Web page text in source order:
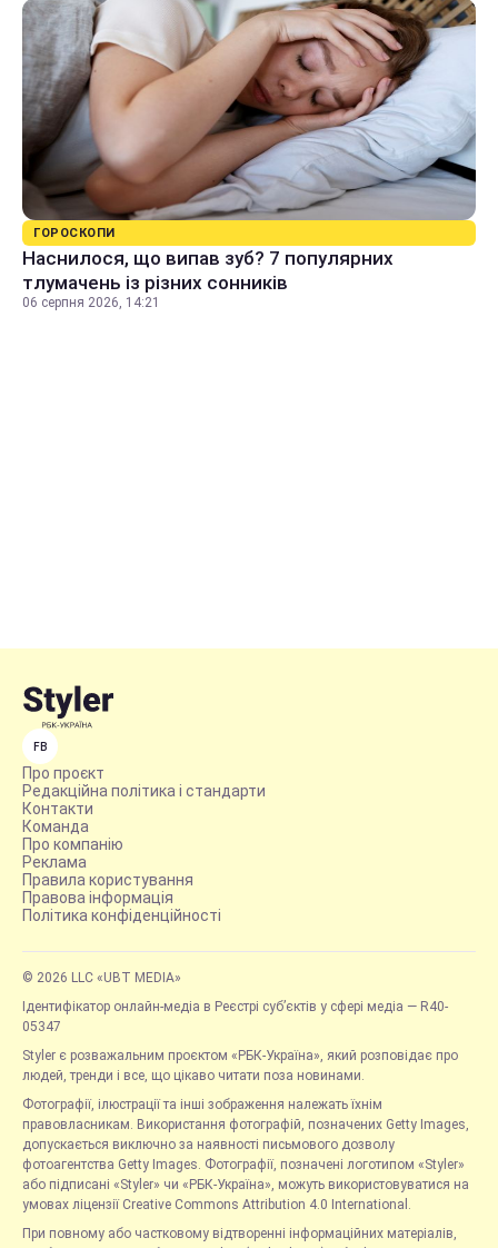
ГОРОСКОПИ
Наснилося, що випав зуб? 7 популярних
тлумачень із різних сонників
06 серпня 2026, 14:21
FB
Про проєкт
Редакційна політика і стандарти
Контакти
Команда
Про компанію
Реклама
Правила користування
Правова інформація
Політика конфіденційності
© 2026 LLC «UBT MEDIA»
Ідентифікатор онлайн-медіа в Реєстрі суб’єктів у сфері медіа — R40-
05347
Styler є розважальним проєктом «РБК-Україна», який розповідає про
людей, тренди і все, що цікаво читати поза новинами.
Фотографії, ілюстрації та інші зображення належать їхнім
правовласникам. Використання фотографій, позначених Getty Images,
допускається виключно за наявності письмового дозволу
фотоагентства Getty Images. Фотографії, позначені логотипом «Styler»
або підписані «Styler» чи «РБК-Україна», можуть використовуватися на
умовах ліцензії Creative Commons Attribution 4.0 International.
При повному або частковому відтворенні інформаційних матеріалів,